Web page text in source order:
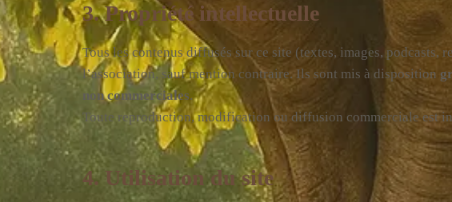
3. Propriété intellectuelle
Tous les contenus diffusés sur ce site (textes, images, podcasts,
l’association, sauf mention contraire. Ils sont mis à disposition
non commerciales.
Toute reproduction, modification ou diffusion commerciale est
4. Utilisation du site